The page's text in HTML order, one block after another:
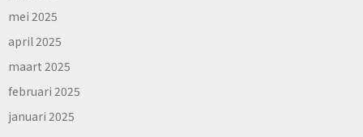
mei 2025
april 2025
maart 2025
februari 2025
januari 2025